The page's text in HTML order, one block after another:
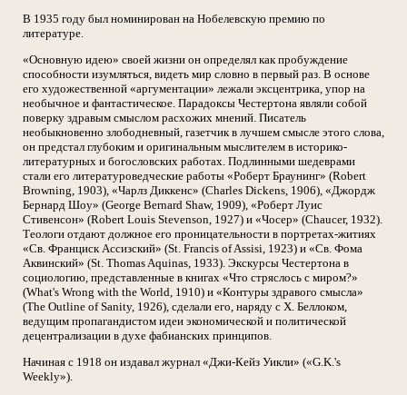
В 1935 году был номинирован на Нобелевскую премию по
литературе.
«Основную идею» своей жизни он определял как пробуждение
способности изумляться, видеть мир словно в первый раз. В основе
его художественной «аргументации» лежали эксцентрика, упор на
необычное и фантастическое. Парадоксы Честертона являли собой
поверку здравым смыслом расхожих мнений. Писатель
необыкновенно злободневный, газетчик в лучшем смысле этого слова,
он предстал глубоким и оригинальным мыслителем в историко-
литературных и богословских работах. Подлинными шедеврами
стали его литературоведческие работы «Роберт Браунинг» (Robert
Browning, 1903), «Чарлз Диккенс» (Charles Dickens, 1906), «Джордж
Бернард Шоу» (George Bernard Shaw, 1909), «Роберт Луис
Стивенсон» (Robert Louis Stevenson, 1927) и «Чосер» (Chaucer, 1932).
Теологи отдают должное его проницательности в портретах-житиях
«Св. Франциск Ассизский» (St. Francis of Assisi, 1923) и «Св. Фома
Аквинский» (St. Thomas Aquinas, 1933). Экскурсы Честертона в
социологию, представленные в книгах «Что стряслось с миром?»
(What's Wrong with the World, 1910) и «Контуры здравого смысла»
(The Outline of Sanity, 1926), сделали его, наряду с Х. Беллоком,
ведущим пропагандистом идеи экономической и политической
децентрализации в духе фабианских принципов.
Начиная с 1918 он издавал журнал «Джи-Кейз Уикли» («G.K.'s
Weekly»).